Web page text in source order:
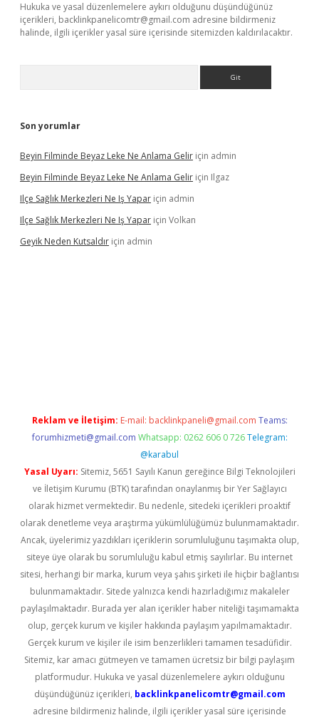
Hukuka ve yasal düzenlemelere aykırı olduğunu düşündüğünüz
içerikleri, backlinkpanelicomtr@gmail.com adresine bildirmeniz
halinde, ilgili içerikler yasal süre içerisinde sitemizden kaldırılacaktır.
Son yorumlar
Beyin Filminde Beyaz Leke Ne Anlama Gelir için admin
Beyin Filminde Beyaz Leke Ne Anlama Gelir için Ilgaz
Ilçe Sağlık Merkezleri Ne Iş Yapar için admin
Ilçe Sağlık Merkezleri Ne Iş Yapar için Volkan
Geyik Neden Kutsaldır için admin
Reklam ve İletişim: E-mail: backlinkpaneli@gmail.com Teams:
forumhizmeti@gmail.com Whatsapp: 0262 606 0 726 Telegram:
@karabul
Yasal Uyarı: Sitemiz, 5651 Sayılı Kanun gereğince Bilgi Teknolojileri
ve İletişim Kurumu (BTK) tarafından onaylanmış bir Yer Sağlayıcı
olarak hizmet vermektedir. Bu nedenle, sitedeki içerikleri proaktif
olarak denetleme veya araştırma yükümlülüğümüz bulunmamaktadır.
Ancak, üyelerimiz yazdıkları içeriklerin sorumluluğunu taşımakta olup,
siteye üye olarak bu sorumluluğu kabul etmiş sayılırlar. Bu internet
sitesi, herhangi bir marka, kurum veya şahıs şirketi ile hiçbir bağlantısı
bulunmamaktadır. Sitede yalnızca kendi hazırladığımız makaleler
paylaşılmaktadır. Burada yer alan içerikler haber niteliği taşımamakta
olup, gerçek kurum ve kişiler hakkında paylaşım yapılmamaktadır.
Gerçek kurum ve kişiler ile isim benzerlikleri tamamen tesadüfidir.
Sitemiz, kar amacı gütmeyen ve tamamen ücretsiz bir bilgi paylaşım
platformudur. Hukuka ve yasal düzenlemelere aykırı olduğunu
düşündüğünüz içerikleri, backlinkpanelicomtr@gmail.com
adresine bildirmeniz halinde, ilgili içerikler yasal süre içerisinde